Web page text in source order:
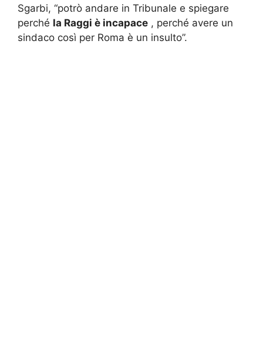
Sgarbi, “potrò andare in Tribunale e spiegare
perché la Raggi è incapace , perché avere un
sindaco così per Roma è un insulto”.